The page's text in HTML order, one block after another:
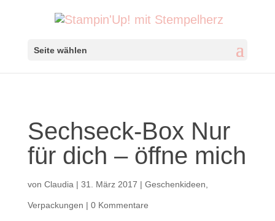
Seite wählen
Sechseck-Box Nur
für dich – öffne mich
von Claudia | 31. März 2017 | Geschenkideen
Verpackungen | 0 Kommentare